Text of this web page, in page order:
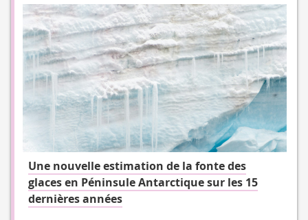
Une nouvelle estimation de la fonte des
glaces en Péninsule Antarctique sur les 15
dernières années